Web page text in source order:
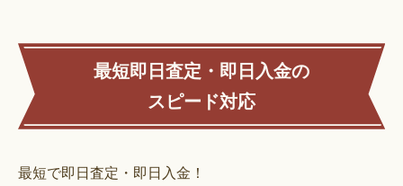
最短即日査定・即日入金の
スピード対応
最短で即日査定・即日入金！